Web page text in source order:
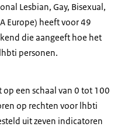
Lesbian, Gay, Bisexual,
Europe) heeft voor 49
die aangeeft hoe het
personen.
op een schaal van 0 tot 100
op rechten voor lhbti
uit zeven indicatoren